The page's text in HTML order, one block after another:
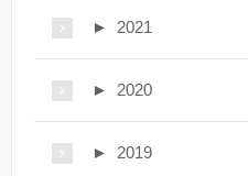
► 2021
► 2020
► 2019